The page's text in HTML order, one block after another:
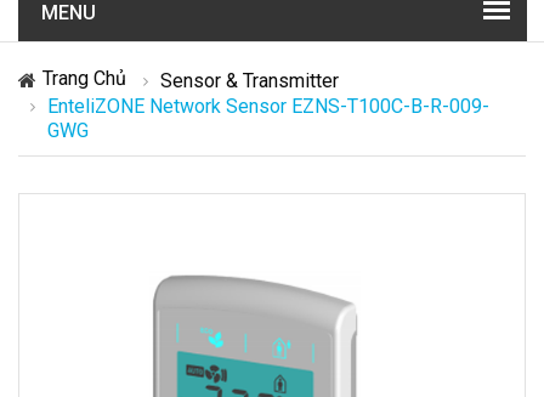
MENU
Trang Chủ
Sensor & Transmitter
EnteliZONE Network Sensor EZNS-T100C-B-R-009-
GWG